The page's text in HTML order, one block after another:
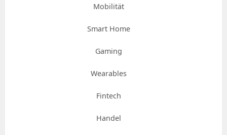
Mobilität
Smart Home
Gaming
Wearables
Fintech
Handel